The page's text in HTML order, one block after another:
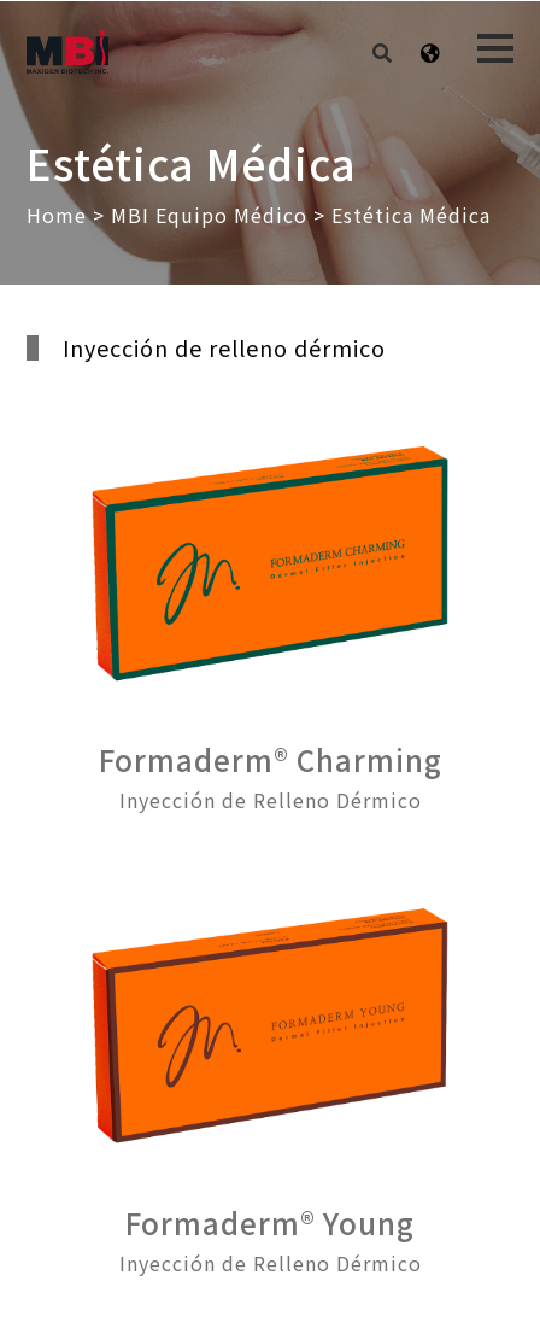
Estética Médica
Home> MBI Equipo Médico> Estética Médica
Inyección de relleno dérmico
Formaderm® Charming
Inyección de Relleno Dérmico
Formaderm® Young
Inyección de Relleno Dérmico